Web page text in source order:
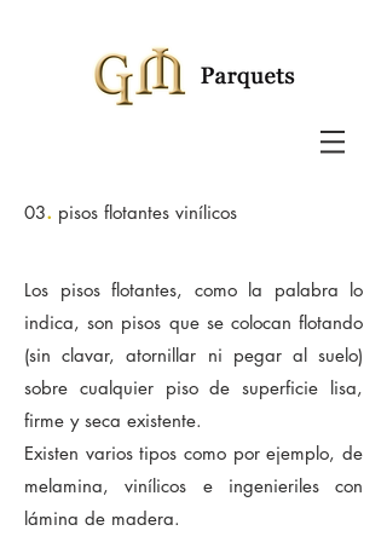
03. pisos flotantes vinílicos
Los pisosflotantes, como la palabra lo
indica, son pisos que se colocan flotando
(sin clavar, atornillar ni pegar al suelo)
sobre cualquier piso de superficie lisa,
firme y seca existente.
Existen varios tipos como por ejemplo, de
melamina, vinílicos e ingenieriles con
lámina de madera.